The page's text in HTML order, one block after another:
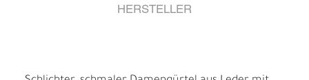
HERSTELLER